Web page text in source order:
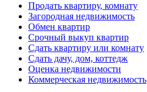
Продать квартиру, комнату
Загородная недвижимость
Обмен квартир
Срочный выкуп квартир
Сдать квартиру или комнату
Сдать дачу, дом, коттедж
Оценка недвижимости
Коммерческая недвижимость